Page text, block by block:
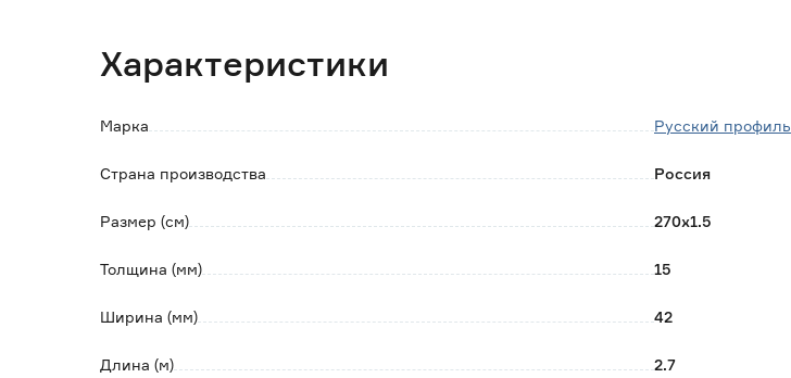
Характеристики
Марка Русский профиль
Страна производства Россия
Размер (см) 270х1.5
Толщина (мм) 15
Ширина (мм) 42
Длина (м) 2.7